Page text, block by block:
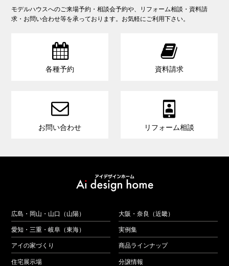
モデルハウスへのご来場予約・相談会予約や、リフォーム相談・資料請
求・お問い合わせ等を承っております。お気軽にご利用下さい。

各種予約

資料請求

お問い合わせ

リフォーム相談
広島・岡山・山口（山陽） 大阪・奈良（近畿）
愛知・三重・岐阜（東海） 実例集
アイの家づくり 商品ラインナップ
住宅展示場 分譲情報